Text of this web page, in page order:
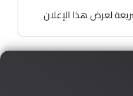
لعرض هذا الإعلان